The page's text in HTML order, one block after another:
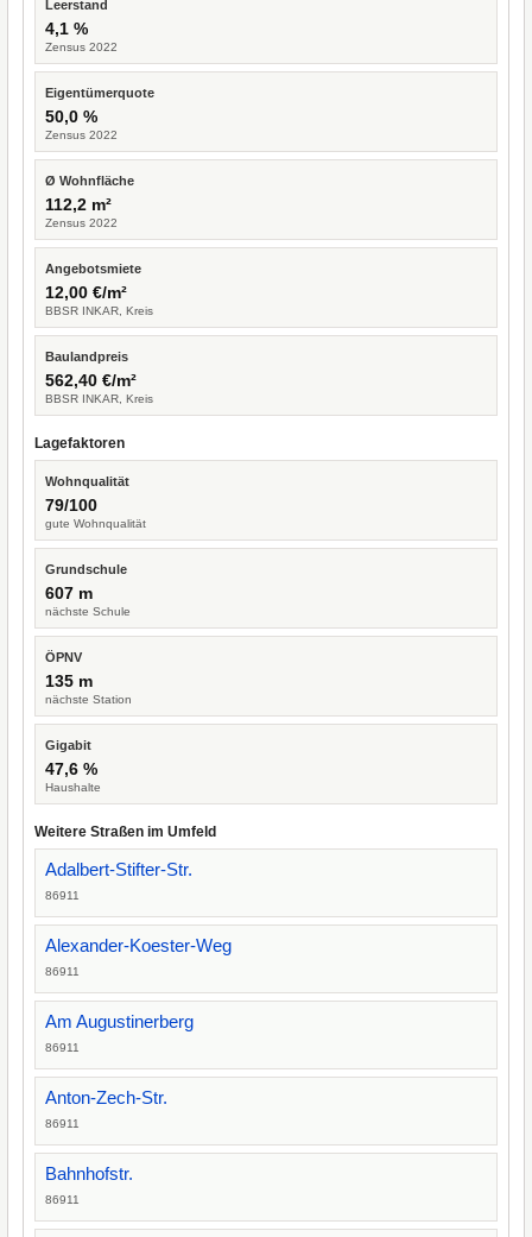
Leerstand
4,1 %
Zensus 2022
Eigentümerquote
50,0 %
Zensus 2022
Ø Wohnfläche
112,2 m²
Zensus 2022
Angebotsmiete
12,00 €/m²
BBSR INKAR, Kreis
Baulandpreis
562,40 €/m²
BBSR INKAR, Kreis
Lagefaktoren
Wohnqualität
79/100
gute Wohnqualität
Grundschule
607 m
nächste Schule
ÖPNV
135 m
nächste Station
Gigabit
47,6 %
Haushalte
Weitere Straßen im Umfeld
Adalbert-Stifter-Str.
86911
Alexander-Koester-Weg
86911
Am Augustinerberg
86911
Anton-Zech-Str.
86911
Bahnhofstr.
86911